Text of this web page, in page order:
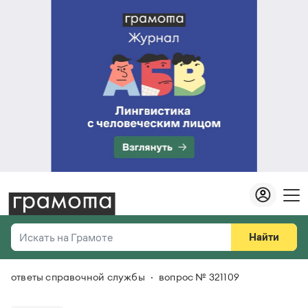
Искать на Грамоте
Справочная служба
Найти
Везде
ответы справочной службы вопрос № 321109